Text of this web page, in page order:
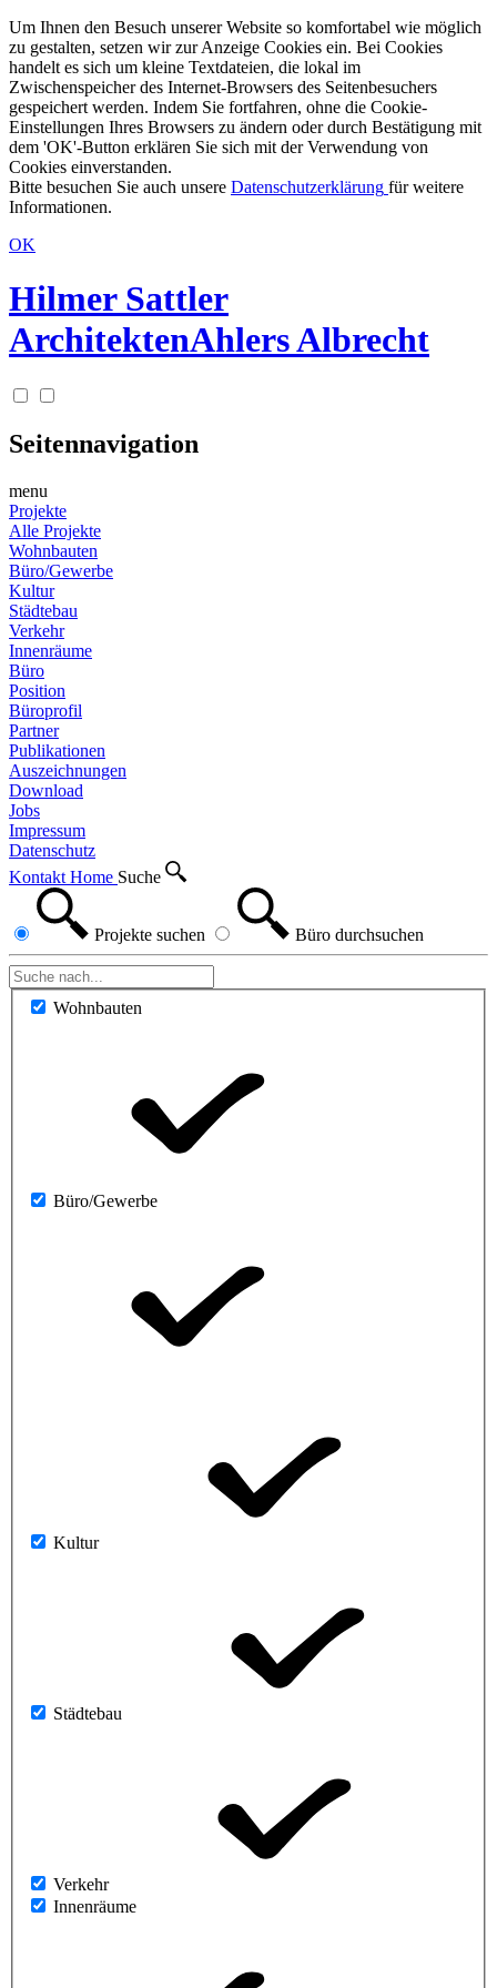
Um Ihnen den Besuch unserer Website so komfortabel wie möglich
zu gestalten, setzen wir zur Anzeige Cookies ein. Bei Cookies
handelt es sich um kleine Textdateien, die lokal im
Zwischenspeicher des Internet-Browsers des Seitenbesuchers
gespeichert werden. Indem Sie fortfahren, ohne die Cookie-
Einstellungen Ihres Browsers zu ändern oder durch Bestätigung mit
dem 'OK'-Button erklären Sie sich mit der Verwendung von
Cookies einverstanden.
Bitte besuchen Sie auch unsere Datenschutzerklärung für weitere
Informationen.
OK
Hilmer Sattler
ArchitektenAhlers Albrecht
Seitennavigation
menu
Projekte
Alle Projekte
Wohnbauten
Büro/Gewerbe
Kultur
Städtebau
Verkehr
Innenräume
Büro
Position
Büroprofil
Partner
Publikationen
Auszeichnungen
Download
Jobs
Impressum
Datenschutz
Kontakt Home Suche
Projekte suchen Büro durchsuchen
Wohnbauten
Büro/Gewerbe
Kultur
Städtebau
Verkehr
Innenräume